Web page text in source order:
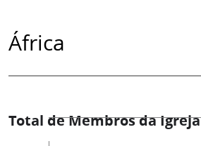
África
Total de Membros da Igreja